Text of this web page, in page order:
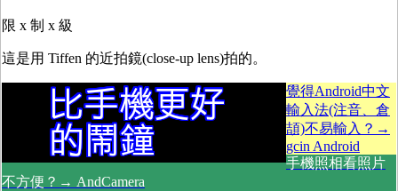
限 x 制 x 級
這是用 Tiffen 的近拍鏡(close-up lens)拍的。
覺得Android中文
輸入法(注音、倉
頡)不易輸入？→
gcin Android
手機照相看照片
不方便？→ AndCamera